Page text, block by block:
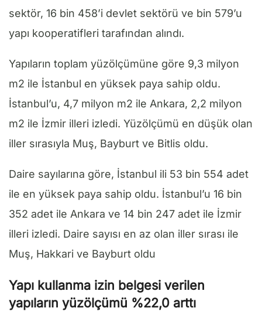
sektör, 16 bin 458’i devlet sektörü ve bin 579’u
yapı kooperatifleri tarafından alındı.
Yapıların toplam yüzölçümüne göre 9,3 milyon
m2 ile İstanbul en yüksek paya sahip oldu.
İstanbul’u, 4,7 milyon m2 ile Ankara, 2,2 milyon
m2 ile İzmir illeri izledi. Yüzölçümü en düşük olan
iller sırasıyla Muş, Bayburt ve Bitlis oldu.
Daire sayılarına göre, İstanbul ili 53 bin 554 adet
ile en yüksek paya sahip oldu. İstanbul’u 16 bin
352 adet ile Ankara ve 14 bin 247 adet ile İzmir
illeri izledi. Daire sayısı en az olan iller sırası ile
Muş, Hakkari ve Bayburt oldu
Yapı kullanma izin belgesi verilen
yapıların yüzölçümü %22,0 arttı